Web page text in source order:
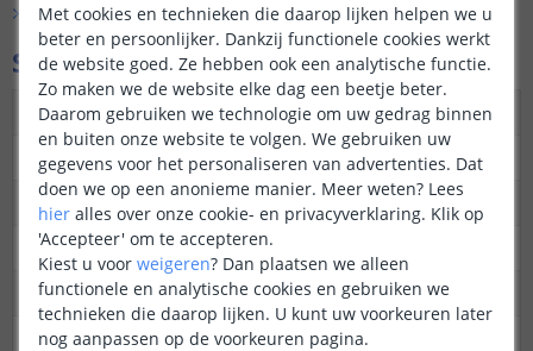
Bekijk alle Vraag & antwoord
Specificaties
Maximaal verbruik
7 Watt
Vergelijkbaar met
Gloeilamp 50 watt
Kleur
RGB + Warm en koud wit
Kleurtemperatuur (Kelvin)
Lichtopbrengst
620 lumen
Dimbaar
Ja
Met cookies en technieken die daarop lijken helpen we u
beter en persoonlijker. Dankzij functionele cookies werkt
de website goed. Ze hebben ook een analytische functie.
Zo maken we de website elke dag een beetje beter.
Daarom gebruiken we technologie om uw gedrag binnen
en buiten onze website te volgen. We gebruiken uw
gegevens voor het personaliseren van advertenties. Dat
doen we op een anonieme manier. Meer weten? Lees
hier alles over onze cookie- en privacyverklaring. Klik op
'Accepteer' om te accepteren.
Kiest u voor weigeren? Dan plaatsen we alleen
functionele en analytische cookies en gebruiken we
technieken die daarop lijken. U kunt uw voorkeuren later
nog aanpassen op de voorkeuren pagina.